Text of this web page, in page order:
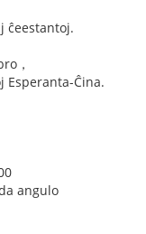
ĉeestantoj.
，
Esperanta-Ĉina.
angulo